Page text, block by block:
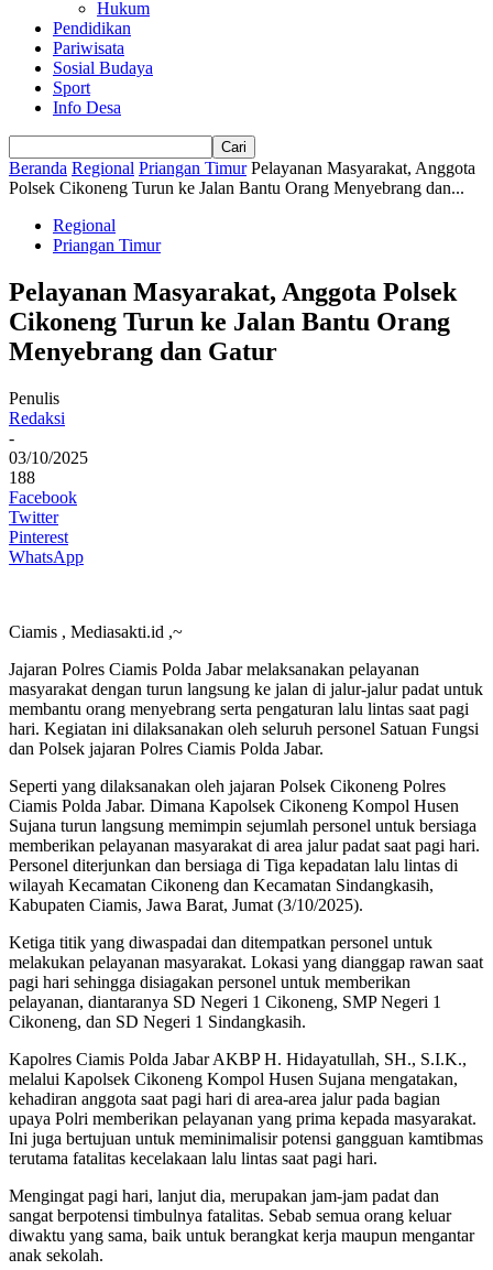
Hukum
Pendidikan
Pariwisata
Sosial Budaya
Sport
Info Desa
Beranda Regional Priangan Timur Pelayanan Masyarakat, Anggota
Polsek Cikoneng Turun ke Jalan Bantu Orang Menyebrang dan...
Regional
Priangan Timur
Pelayanan Masyarakat, Anggota Polsek
Cikoneng Turun ke Jalan Bantu Orang
Menyebrang dan Gatur
Penulis
Redaksi
-
03/10/2025
188
Facebook
Twitter
Pinterest
WhatsApp
Ciamis , Mediasakti.id ,~
Jajaran Polres Ciamis Polda Jabar melaksanakan pelayanan
masyarakat dengan turun langsung ke jalan di jalur-jalur padat untuk
membantu orang menyebrang serta pengaturan lalu lintas saat pagi
hari. Kegiatan ini dilaksanakan oleh seluruh personel Satuan Fungsi
dan Polsek jajaran Polres Ciamis Polda Jabar.
Seperti yang dilaksanakan oleh jajaran Polsek Cikoneng Polres
Ciamis Polda Jabar. Dimana Kapolsek Cikoneng Kompol Husen
Sujana turun langsung memimpin sejumlah personel untuk bersiaga
memberikan pelayanan masyarakat di area jalur padat saat pagi hari.
Personel diterjunkan dan bersiaga di Tiga kepadatan lalu lintas di
wilayah Kecamatan Cikoneng dan Kecamatan Sindangkasih,
Kabupaten Ciamis, Jawa Barat, Jumat (3/10/2025).
Ketiga titik yang diwaspadai dan ditempatkan personel untuk
melakukan pelayanan masyarakat. Lokasi yang dianggap rawan saat
pagi hari sehingga disiagakan personel untuk memberikan
pelayanan, diantaranya SD Negeri 1 Cikoneng, SMP Negeri 1
Cikoneng, dan SD Negeri 1 Sindangkasih.
Kapolres Ciamis Polda Jabar AKBP H. Hidayatullah, SH., S.I.K.,
melalui Kapolsek Cikoneng Kompol Husen Sujana mengatakan,
kehadiran anggota saat pagi hari di area-area jalur pada bagian
upaya Polri memberikan pelayanan yang prima kepada masyarakat.
Ini juga bertujuan untuk meminimalisir potensi gangguan kamtibmas
terutama fatalitas kecelakaan lalu lintas saat pagi hari.
Mengingat pagi hari, lanjut dia, merupakan jam-jam padat dan
sangat berpotensi timbulnya fatalitas. Sebab semua orang keluar
diwaktu yang sama, baik untuk berangkat kerja maupun mengantar
anak sekolah.